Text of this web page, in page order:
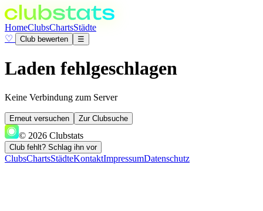
HomeClubsChartsStädte
♡
Club bewerten ☰
Laden fehlgeschlagen
Keine Verbindung zum Server
Erneut versuchen Zur Clubsuche
© 2026 Clubstats
Club fehlt? Schlag ihn vor
ClubsChartsStädteKontaktImpressumDatenschutz